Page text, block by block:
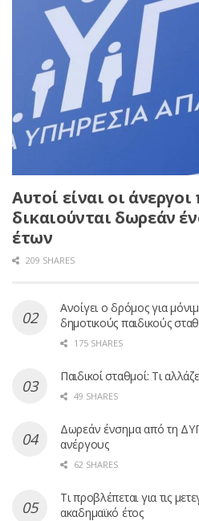
Αυτοί είναι οι
δικαιούνται δωρεάν
έτων
209 SHARES
Ανοίγει ο δρόμος για
δημοτικούς παιδικούς
175 SHARES
Παιδικοί σταθμοί: Τι
49 SHARES
Δωρεάν ένσημα από τη
ανέργους
62 SHARES
Τι προβλέπεται για τις
ακαδημαϊκό έτος